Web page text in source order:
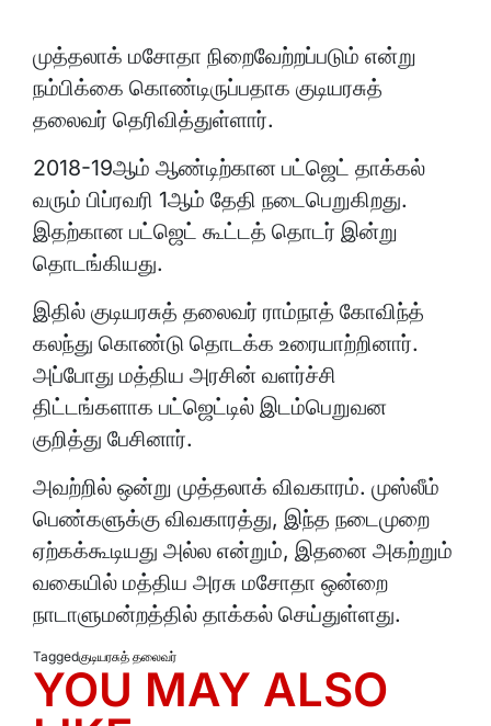
முத்தலாக் மசோதா நிறைவேற்றப்படும் என்று
நம்பிக்கை கொண்டிருப்பதாக குடியரசுத்
தலைவர் தெரிவித்துள்ளார்.
2018-19ஆம் ஆண்டிற்கான பட்ஜெட் தாக்கல்
வரும் பிப்ரவரி 1ஆம் தேதி நடைபெறுகிறது.
இதற்கான பட்ஜெட் கூட்டத் தொடர் இன்று
தொடங்கியது.
இதில் குடியரசுத் தலைவர் ராம்நாத் கோவிந்த்
கலந்து கொண்டு தொடக்க உரையாற்றினார்.
அப்போது மத்திய அரசின் வளர்ச்சி
திட்டங்களாக பட்ஜெட்டில் இடம்பெறுவன
குறித்து பேசினார்.
அவற்றில் ஒன்று முத்தலாக் விவகாரம். முஸ்லீம்
பெண்களுக்கு விவகாரத்து, இந்த நடைமுறை
ஏற்கக்கூடியது அல்ல என்றும், இதனை அகற்றும்
வகையில் மத்திய அரசு மசோதா ஒன்றை
நாடாளுமன்றத்தில் தாக்கல் செய்துள்ளது.
Taggedகுடியரசுத் தலைவர்
YOU MAY ALSO